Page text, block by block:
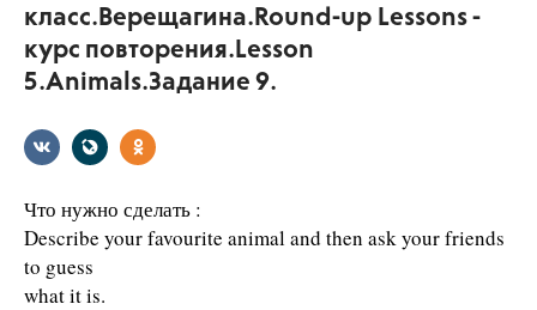
класс.Верещагина.Round-up Lessons -
курс повторения.Lesson
5.Animals.Задание 9.
Что нужно сделать :
Describe your favourite animal and then ask your friends
to guess
what it is.